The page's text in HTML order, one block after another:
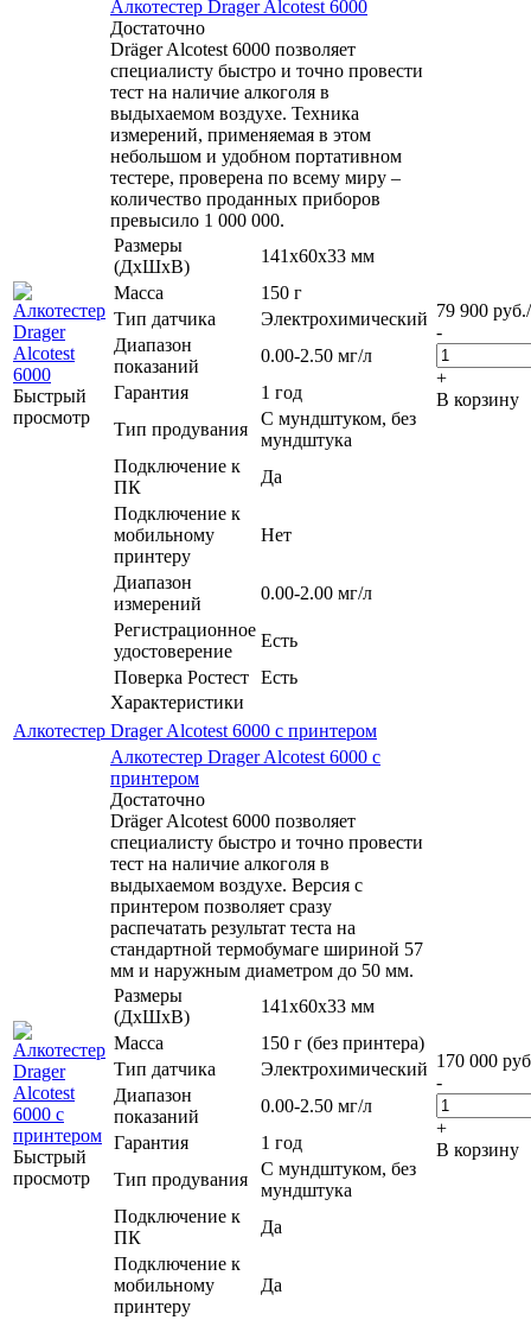
Быстрый
просмотр
Алкотестер Drager Alcotest 6000
Достаточно
Dräger Alcotest 6000 позволяет
специалисту быстро и точно провести
тест на наличие алкоголя в
выдыхаемом воздухе. Техника
измерений, применяемая в этом
небольшом и удобном портативном
тестере, проверена по всему миру –
количество проданных приборов
превысило 1 000 000.
Размеры
(ДхШхВ)
141x60x33 мм
Масса
150 г
Тип датчика
Электрохимический
Диапазон
показаний
0.00-2.50 мг/л
Гарантия
1 год
Тип продувания
С мундштуком, без
мундштука
Подключение к
ПК
Да
Подключение к
мобильному
принтеру
Нет
Диапазон
измерений
0.00-2.00 мг/л
Регистрационное
удостоверение
Есть
Поверка Ростест Есть
Характеристики
79 900 руб.
-
+
В корзину
Алкотестер Drager Alcotest 6000 с принтером
Быстрый
просмотр
Алкотестер Drager Alcotest 6000 с
принтером
Достаточно
Dräger Alcotest 6000 позволяет
специалисту быстро и точно провести
тест на наличие алкоголя в
выдыхаемом воздухе. Версия с
принтером позволяет сразу
распечатать результат теста на
стандартной термобумаге шириной 57
мм и наружным диаметром до 50 мм.
Размеры
(ДхШхВ)
141x60x33 мм
Масса
150 г (без принтера)
Тип датчика
Электрохимический
Диапазон
показаний
0.00-2.50 мг/л
Гарантия
1 год
Тип продувания
С мундштуком, без
мундштука
Подключение к
ПК
Да
Подключение к
мобильному
принтеру
Да
170 000
-
+
В корзину